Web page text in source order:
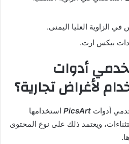
الزاوية العليا اليمنى.
بيكس ارت.
أدوات
لأغراض تجارية؟
أدوات PicsArt استخدامها
ويعتمد ذلك على نوع المحتوى